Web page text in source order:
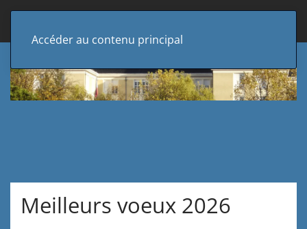
Accéder au contenu principal
Meilleurs voeux 2026